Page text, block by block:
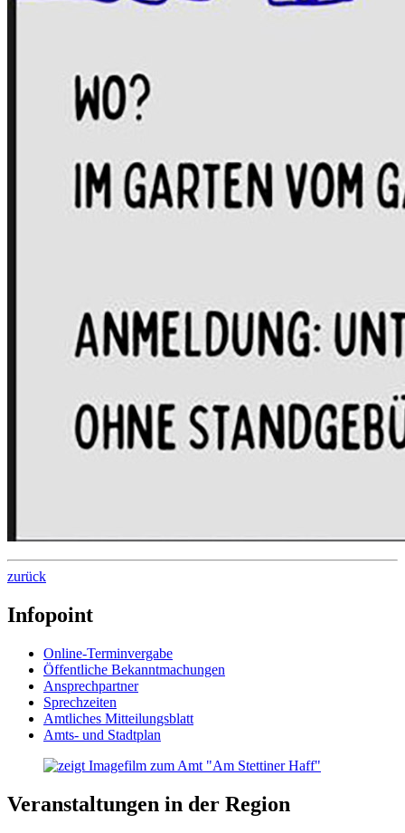
zurück
Infopoint
Online-Terminvergabe
Öffentliche Bekanntmachungen
Ansprechpartner
Sprechzeiten
Amtliches Mitteilungsblatt
Amts- und Stadtplan
Veranstaltungen in der Region